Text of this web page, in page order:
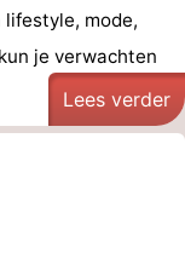
mode,
je verwachten
Lees verder